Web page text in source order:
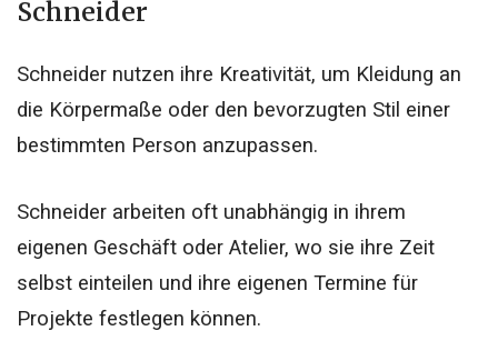
Schneider
Schneider nutzen ihre Kreativität, um Kleidung an
die Körpermaße oder den bevorzugten Stil einer
bestimmten Person anzupassen.
Schneider arbeiten oft unabhängig in ihrem
eigenen Geschäft oder Atelier, wo sie ihre Zeit
selbst einteilen und ihre eigenen Termine für
Projekte festlegen können.